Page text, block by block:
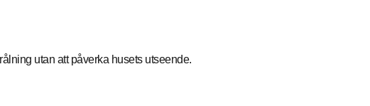
utan att påverka husets utseende.